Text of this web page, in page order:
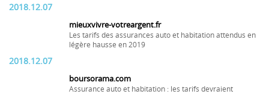
2018.12.07
mieuxvivre-votreargent.fr
Les tarifs des assurances auto et habitation attendus en
légère hausse en 2019
2018.12.07
boursorama.com
Assurance auto et habitation : les tarifs devraient